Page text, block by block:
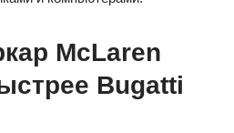
McLaren
Bugatti